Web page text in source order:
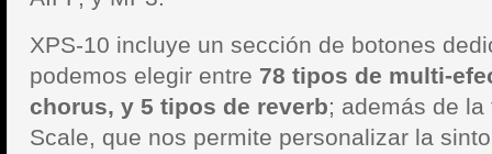
XPS-10 incluye un sección de botones
podemos elegir entre 78 tipos de multi-
chorus, y 5 tipos de reverb; además de
Scale, que nos permite personalizar la